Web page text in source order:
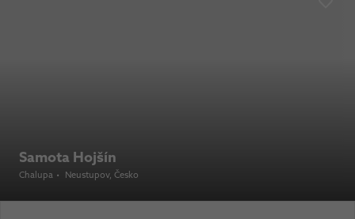
Samota Hojšín
Chalupa • Neustupov, Česko